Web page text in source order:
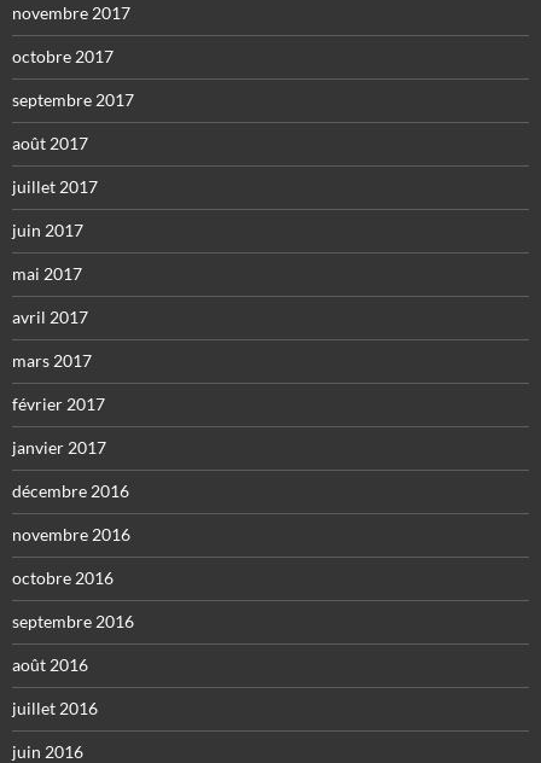
novembre 2017
octobre 2017
septembre 2017
août 2017
juillet 2017
juin 2017
mai 2017
avril 2017
mars 2017
février 2017
janvier 2017
décembre 2016
novembre 2016
octobre 2016
septembre 2016
août 2016
juillet 2016
juin 2016